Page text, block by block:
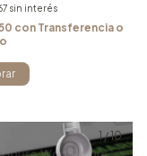
sin interés
con Transferencia o
1/10